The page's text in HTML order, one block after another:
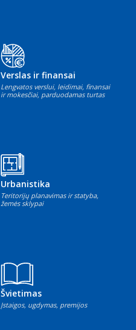
Verslas ir finansai
Lengvatos verslui, leidimai, finansai
ir mokesčiai, parduodamas turtas
Urbanistika
Teritorijų planavimas ir statyba,
žemės sklypai
Švietimas
Įstaigos, ugdymas, premijos